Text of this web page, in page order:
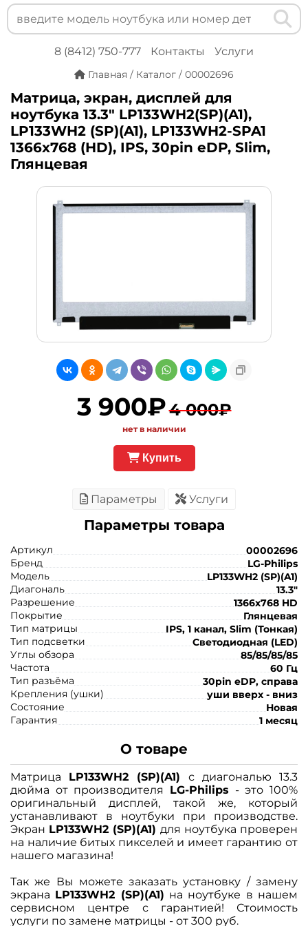
8 (8412) 750-777 Контакты Услуги
Главная / Каталог / 00002696
Матрица, экран, дисплей для
ноутбука 13.3" LP133WH2(SP)(A1),
LP133WH2 (SP)(A1), LP133WH2-SPA1
1366x768 (HD), IPS, 30pin eDP, Slim,
Глянцевая
3 900₽4 000₽
нет в наличии
Купить
Параметры Услуги
Параметры товара
Артикул
00002696
Бренд
LG-Philips
Модель
LP133WH2 (SP)(A1)
Диагональ
13.3"
Разрешение
1366x768 HD
Покрытие
Глянцевая
Тип матрицы
IPS, 1 канал, Slim (Тонкая)
Тип подсветки
Светодиодная (LED)
Углы обзора
85/85/85/85
Частота
60 Гц
Тип разъёма
30pin eDP, справа
Крепления (ушки)
уши вверх - вниз
Состояние
Новая
Гарантия
1 месяц
О товаре
Матрица LP133WH2 (SP)(A1) с диагональю 13.3
дюйма от производителя LG-Philips - это 100%
оригинальный дисплей, такой же, который
устанавливают в ноутбуки при производстве.
Экран LP133WH2 (SP)(A1) для ноутбука проверен
на наличие битых пикселей и имеет гарантию от
нашего магазина!
Так же Вы можете заказать установку / замену
экрана LP133WH2 (SP)(A1) на ноутбуке в нашем
сервисном центре с гарантией! Стоимость
услуги по замене матрицы - от 300 руб.